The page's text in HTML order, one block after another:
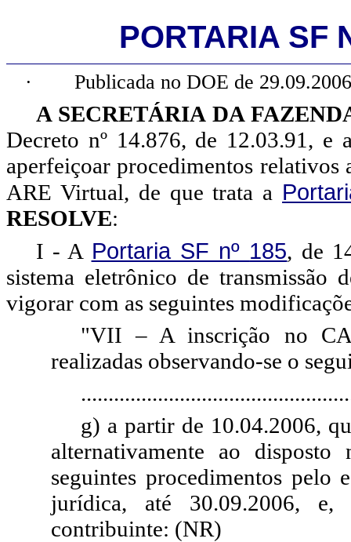
PORTARIA SF
· Publicada no DOE de
A SECRETÁRIA DA
Decreto nº 14.876, de 12.03.91, e
aperfeiçoar procedimentos
ARE Virtual, de que trata a
RESOLVE:
I - A Portaria SF nº 185, de
sistema eletrônico de transmissão
vigorar com as seguintes
"VII – A inscrição no
realizadas observando-se o
g) a partir de 10.04.2006,
alternativamente ao
seguintes procedimentos pelo
jurídica, até 30.09.2006,
contribuinte: (NR)